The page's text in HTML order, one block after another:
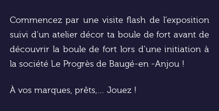
Commencez par une visite flash de l’exposition
suivi d’un atelier décor ta boule de fort avant de
découvrir la boule de fort lors d’une initiation à
la société Le Progrès de Baugé-en -Anjou !
À vos marques, prêts,… Jouez !